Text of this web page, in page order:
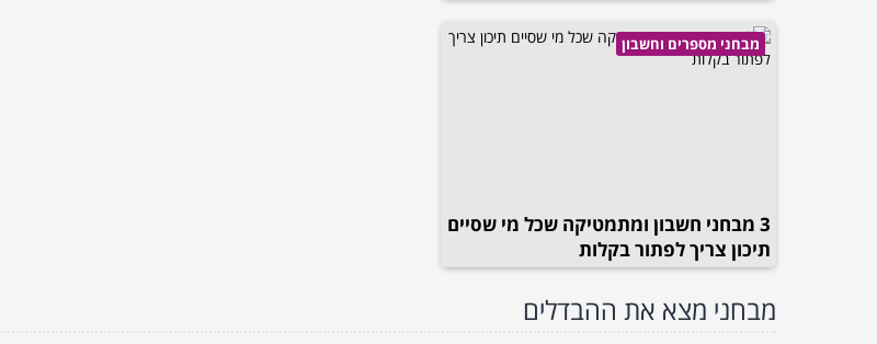
מבחני מספרים וחשבון
3 מבחני חשבון ומתמטיקה שכל מי שסיים
תיכון צריך לפתור בקלות
מבחני מצא את ההבדלים